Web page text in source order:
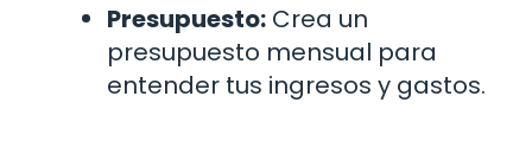
Presupuesto: Crea un
presupuesto mensual para
entender tus ingresos y gastos.